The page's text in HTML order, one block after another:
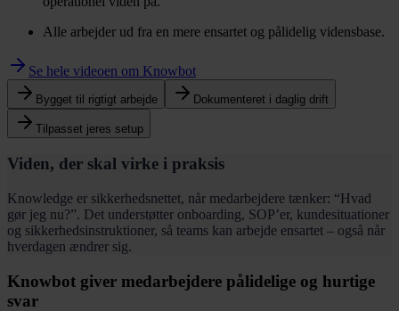
Alle arbejder ud fra en mere ensartet og pålidelig vidensbase.
Se hele videoen om Knowbot
Bygget til rigtigt arbejde Dokumenteret i daglig drift
Tilpasset jeres setup
Viden, der skal virke i praksis
Knowledge er sikkerhedsnettet, når medarbejdere tænker: “Hvad
gør jeg nu?”. Det understøtter onboarding, SOP’er, kundesituationer
og sikkerhedsinstruktioner, så teams kan arbejde ensartet – også når
hverdagen ændrer sig.
Knowbot giver medarbejdere pålidelige og hurtige
svar